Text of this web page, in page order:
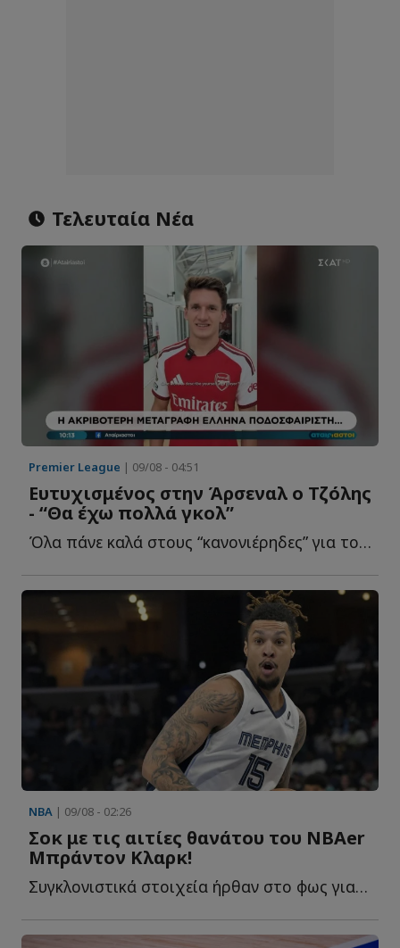
Τελευταία Νέα
Premier League | 09/08 - 04:51
Ευτυχισμένος στην Άρσεναλ ο Τζόλης
- “Θα έχω πολλά γκολ”
Όλα πάνε καλά στους “κανονιέρηδες” για τον δ...
NBA | 09/08 - 02:26
Σοκ με τις αιτίες θανάτου του ΝΒΑer
Μπράντον Κλαρκ!
Συγκλονιστικά στοιχεία ήρθαν στο φως για τον πρόωρο θ...